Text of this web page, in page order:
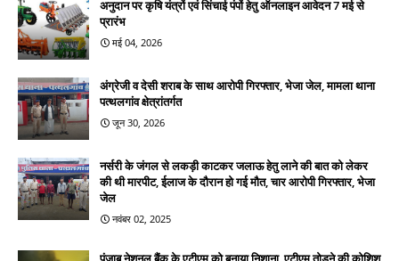
अनुदान पर कृषि यंत्रों एवं सिंचाई पंपों हेतु ऑनलाइन आवेदन 7 मई से
प्रारंभ
मई 04, 2026
अंग्रेजी व देसी शराब के साथ आरोपी गिरफ्तार, भेजा जेल, मामला थाना
पत्थलगांव क्षेत्रांतर्गत
जून 30, 2026
नर्सरी के जंगल से लकड़ी काटकर जलाऊ हेतु लाने की बात को लेकर
की थी मारपीट, ईलाज के दौरान हो गई मौत, चार आरोपी गिरफ्तार, भेजा
जेल
नवंबर 02, 2025